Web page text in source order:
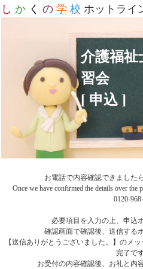
し か く の 学 校 ホットライ
介護福祉
習会
[ 申込 ]
お電話で内容確認できました
Once we have confirmed the details over the
0120-
必要項目を入力の上、申込
確認画面で確認後、送信する
【送信ありがとうございました。】のメ
完了です
お受付の内容確認後、お礼と内